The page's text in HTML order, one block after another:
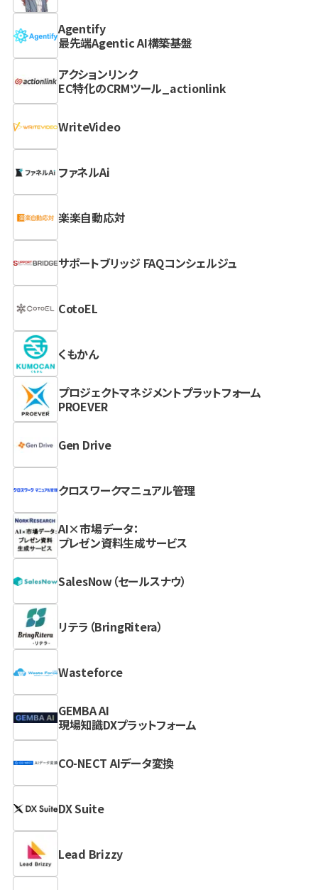
Agentify
最先端Agentic AI構築基盤
アクションリンク
EC特化のCRMツール_actionlink
WriteVideo
ファネルAi
楽楽自動応対
サポートブリッジ FAQコンシェルジュ
CotoEL
くもかん
プロジェクトマネジメントプラットフォーム
PROEVER
Gen Drive
クロスワークマニュアル管理
AI×市場データ：
プレゼン資料生成サービス
SalesNow（セールスナウ）
リテラ（BringRitera）
Wasteforce
GEMBA AI
現場知識DXプラットフォーム
CO-NECT AIデータ変換
DX Suite
Lead Brizzy